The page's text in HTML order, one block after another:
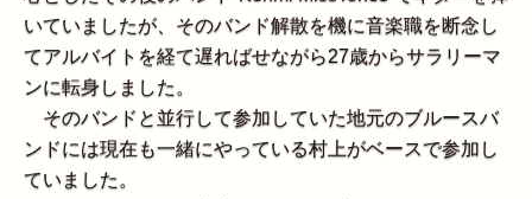
いていましたが、そのバンド解散を機に音楽職を断念し
てアルバイトを経て遅ればせながら27歳からサラリーマ
ンに転身しました。
そのバンドと並行して参加していた地元のブルースバ
ンドには現在も一緒にやっている村上がベースで参加し
ていました。